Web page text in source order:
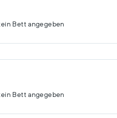
Bett angegeben
Bett angegeben